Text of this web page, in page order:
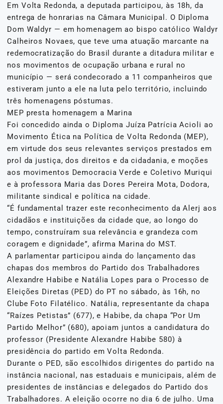
Em Volta Redonda, a deputada participou, às 18h, da
entrega de honrarias na Câmara Municipal. O Diploma
Dom Waldyr — em homenagem ao bispo católico Waldyr
Calheiros Novaes, que teve uma atuação marcante na
redemocratização do Brasil durante a ditadura militar e
nos movimentos de ocupação urbana e rural no
município — será condecorado a 11 companheiros que
estiveram junto a ele na luta pelo território, incluindo
três homenagens póstumas.
MEP presta homenagem a Marina
Foi concedido ainda o Diploma Juíza Patrícia Acioli ao
Movimento Ética na Política de Volta Redonda (MEP),
em virtude dos seus relevantes serviços prestados em
prol da justiça, dos direitos e da cidadania, e moções
aos movimentos Democracia Verde e Coletivo Muriqui
e à professora Maria das Dores Pereira Mota, Dodora,
militante sindical e política na cidade.
“É fundamental trazer este reconhecimento da Alerj aos
cidadãos e instituições da cidade que, ao longo do
tempo, construíram sua relevância e grandeza com
coragem e dignidade”, afirma Marina do MST.
A parlamentar participou ainda do lançamento das
chapas dos membros do Partido dos Trabalhadores
Alexandre Habibe e Natália Lopes para o Processo de
Eleições Diretas (PED) do PT no sábado, às 16h, no
Clube Foto Filatélico. Natália, representante da chapa
“Raízes Petistas” (677), e Habibe, da chapa “Por Um
Partido Melhor” (680), apoiam juntos a candidatura do
professor (Presidente Alexandre Habibe 580) à
presidência do partido em Volta Redonda.
Durante o PED, são escolhidos dirigentes do partido na
instância nacional, nas estaduais e municipais, além de
presidentes de instâncias e delegados do Partido dos
Trabalhadores. A eleição ocorre no dia 6 de julho. Uma